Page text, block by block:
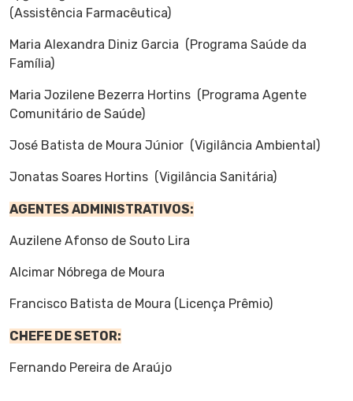
(Assistência Farmacêutica)
Maria Alexandra Diniz Garcia (Programa Saúde da
Família)
Maria Jozilene Bezerra Hortins (Programa Agente
Comunitário de Saúde)
José Batista de Moura Júnior (Vigilância Ambiental)
Jonatas Soares Hortins (Vigilância Sanitária)
AGENTES ADMINISTRATIVOS:
Auzilene Afonso de Souto Lira
Alcimar Nóbrega de Moura
Francisco Batista de Moura (Licença Prêmio)
CHEFE DE SETOR:
Fernando Pereira de Araújo